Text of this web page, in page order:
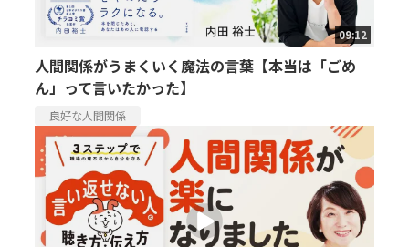
09:12
人間関係がうまくいく魔法の言葉【本当は「ごめ
ん」って言いたかった】
良好な人間関係